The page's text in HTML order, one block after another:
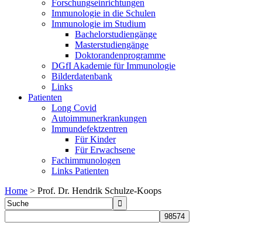
Forschungseinrichtungen
Immunologie in die Schulen
Immunologie im Studium
Bachelorstudiengänge
Masterstudiengänge
Doktorandenprogramme
DGfI Akademie für Immunologie
Bilderdatenbank
Links
Patienten
Long Covid
Autoimmunerkrankungen
Immundefektzentren
Für Kinder
Für Erwachsene
Fachimmunologen
Links Patienten
Home > Prof. Dr. Hendrik Schulze-Koops